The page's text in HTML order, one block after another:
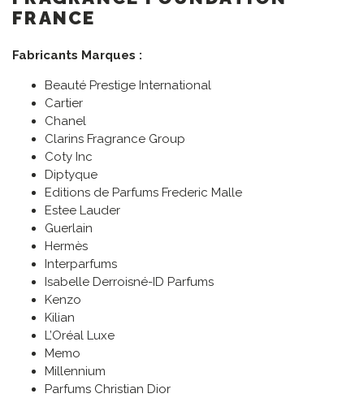
FRANCE
Fabricants Marques :
Beauté Prestige International
Cartier
Chanel
Clarins Fragrance Group
Coty Inc
Diptyque
Editions de Parfums Frederic Malle
Estee Lauder
Guerlain
Hermès
Interparfums
Isabelle Derroisné-ID Parfums
Kenzo
Kilian
L’Oréal Luxe
Memo
Millennium
Parfums Christian Dior